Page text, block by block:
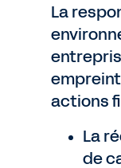
La
actions
La
de